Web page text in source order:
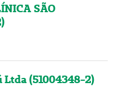
SÃO
(51004348-2)